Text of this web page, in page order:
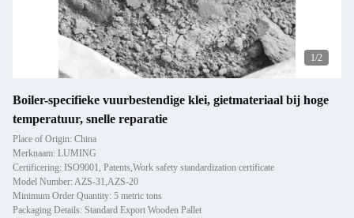
1/2
Boiler-specifieke vuurbestendige klei, gietmateriaal bij hoge
temperatuur, snelle reparatie
Place of Origin: China
Merknaam: LUMING
Certificering: ISO9001, Patents,Work safety standardization certificate
Model Number: AZS-31,AZS-20
Minimum Order Quantity: 5 metric tons
Packaging Details: Standard Export Wooden Pallet